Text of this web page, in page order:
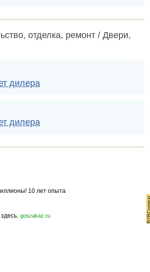
отделка, ремонт / Двери,
дилера
дилера
10 лет опыта
goszakaz.ru